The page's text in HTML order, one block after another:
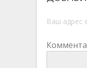
Ваш адрес